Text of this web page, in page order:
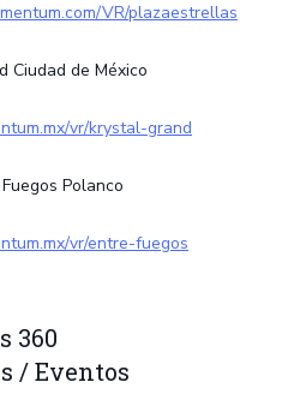
VR/plazaestrellas
Ciudad de México
vr/krystal-grand
Polanco
vr/entre-fuegos
360
/ Eventos